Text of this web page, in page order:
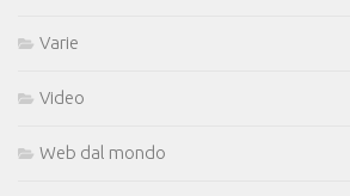
Varie
Video
Web dal mondo